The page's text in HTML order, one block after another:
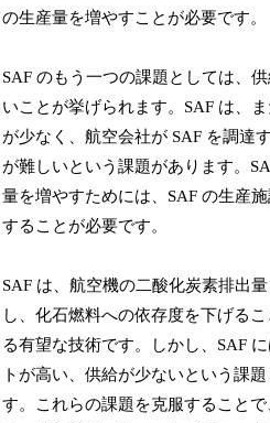
の生産量を増やすことが必要です。
SAF のもう一つの課題としては、
いことが挙げられます。SAF は、
が少なく、航空会社が SAF を調達
が難しいという課題があります。
量を増やすためには、SAF の生産
することが必要です。
SAF は、航空機の二酸化炭素排出
し、化石燃料への依存度を下げるこ
る有望な技術です。しかし、SAF
トが高い、供給が少ないという課題
す。これらの課題を克服することで